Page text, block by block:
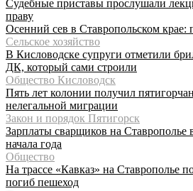
Судебные приставы прослушали
праву
Осенний сев в Ставропольском
Сельское хозяйство
В Кисловодске супруги отметили
ДК, который сами строили
Общество Кисловодск
Пять лет колонии получил
нелегальной миграции
Закон и порядок Пятигорск
Зарплаты сварщиков на Ставрополье
начала года
Общество
На трассе «Кавказ» на Ставрополье
погиб пешеход